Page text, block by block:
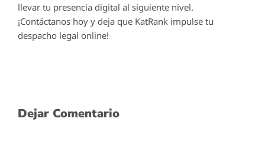
llevar tu presencia digital al siguiente nivel.
¡Contáctanos hoy y deja que KatRank impulse tu
despacho legal online!
Dejar Comentario